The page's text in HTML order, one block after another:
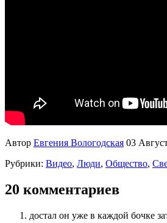
Автор Евгения Вологодская 03
Рубрики: Видео, Люди, Общество,
20 комментариев
достал он уже в каждой бочке